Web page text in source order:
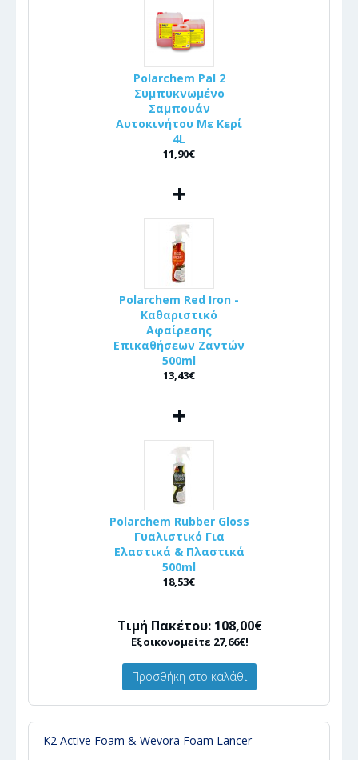
Polarchem Pal 2
Συμπυκνωμένο
Σαμπουάν
Αυτοκινήτου Με Κερί
4L
11,90€
+
Polarchem Red Iron -
Καθαριστικό
Αφαίρεσης
Επικαθήσεων Ζαντών
500ml
13,43€
+
Polarchem Rubber Gloss
Γυαλιστικό Για
Ελαστικά & Πλαστικά
500ml
18,53€
Τιμή Πακέτου: 108,00€
Εξοικονομείτε 27,66€!
Προσθήκη στο καλάθι
K2 Active Foam & Wevora Foam Lancer